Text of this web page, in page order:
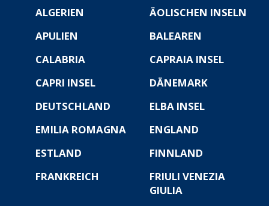
ALGERIEN
ÄOLISCHEN INSELN
APULIEN
BALEAREN
CALABRIA
CAPRAIA INSEL
CAPRI INSEL
DÄNEMARK
DEUTSCHLAND
ELBA INSEL
EMILIA ROMAGNA
ENGLAND
ESTLAND
FINNLAND
FRANKREICH
FRIULI VENEZIA
GIULIA